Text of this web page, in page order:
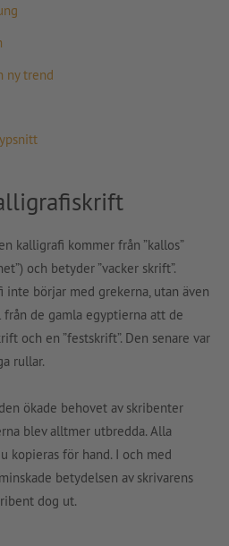
ny trend
kalligrafi kommer från ”kallos”
och betyder ”vacker skrift”.
börjar med grekerna, utan även
de gamla egyptierna att de
och en ”festskrift”. Den senare var
rullar.
ökade behovet av skribenter
blev alltmer utbredda. Alla
kopieras för hand. I och med
betydelsen av skrivarens
dog ut.